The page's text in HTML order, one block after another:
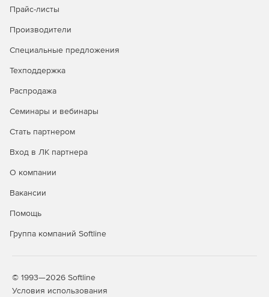
защищаемой сети криптошлюзов.
Поддержка распространенных каналов связи.
Прозрачность для любых приложений и сетевых
Работа с высокоприоритетным трафиком.
Резервирование гарантированной полосы
Поддержка VLAN.
Скрытие внутренней сети. Поддержка технологий
Интеграция с внешними системами анализа событий
Прайс-листы
Производители
Специальные предложения
Техподдержка
Распродажа
Семинары и вебинары
Стать партнером
Вход в ЛК партнера
О компании
Вакансии
Помощь
Группа компаний Softline
© 1993—2026 Softline
Условия использования